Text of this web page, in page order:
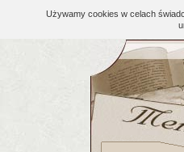
Używamy cookies w celach